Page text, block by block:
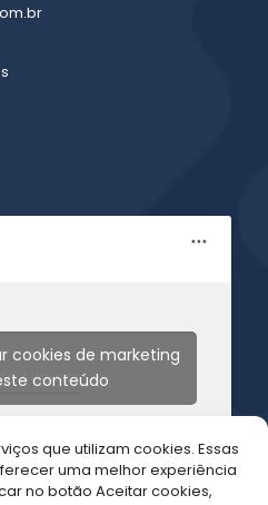
que utilizam cookies. Essas
uma melhor experiência
no botão Aceitar cookies,
Acrilicos
cookies de marketing
conteúdo